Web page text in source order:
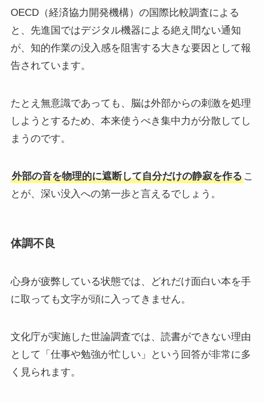
OECD（経済協力開発機構）の国際比較調査による
と、先進国ではデジタル機器による絶え間ない通知
が、知的作業の没入感を阻害する大きな要因として報
告されています。
たとえ無意識であっても、脳は外部からの刺激を処理
しようとするため、本来使うべき集中力が分散してし
まうのです。
外部の音を物理的に遮断して自分だけの静寂を作るこ
とが、深い没入への第一歩と言えるでしょう。
体調不良
心身が疲弊している状態では、どれだけ面白い本を手
に取っても文字が頭に入ってきません。
文化庁が実施した世論調査では、読書ができない理由
として「仕事や勉強が忙しい」という回答が非常に多
く見られます。